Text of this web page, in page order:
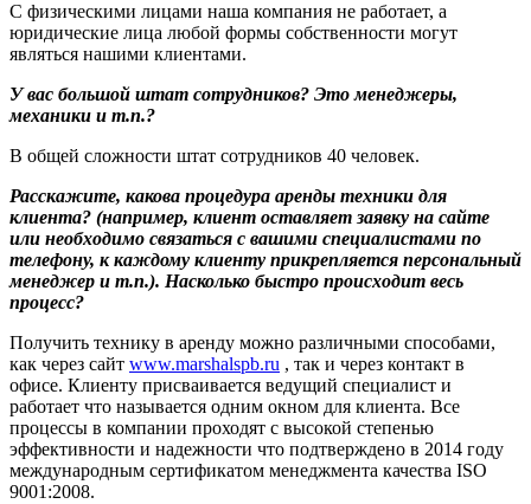
С физическими лицами наша компания не работает, а
юридические лица любой формы собственности могут
являться нашими клиентами.
У вас большой штат сотрудников? Это менеджеры,
механики и т.п.?
В общей сложности штат сотрудников 40 человек.
Расскажите, какова процедура аренды техники для
клиента? (например, клиент оставляет заявку на сайте
или необходимо связаться с вашими специалистами по
телефону, к каждому клиенту прикрепляется персональный
менеджер и т.п.). Насколько быстро происходит весь
процесс?
Получить технику в аренду можно различными способами,
как через сайт www.marshalspb.ru , так и через контакт в
офисе. Клиенту присваивается ведущий специалист и
работает что называется одним окном для клиента. Все
процессы в компании проходят с высокой степенью
эффективности и надежности что подтверждено в 2014 году
международным сертификатом менеджмента качества ISO
9001:2008.